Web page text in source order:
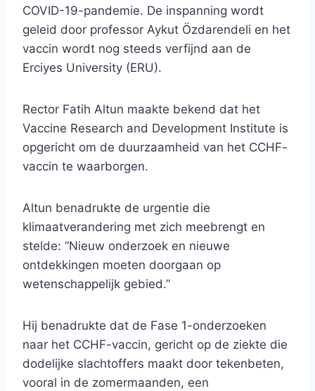
COVID-19-pandemie. De inspanning wordt
geleid door professor Aykut Özdarendeli en het
vaccin wordt nog steeds verfijnd aan de
Erciyes University (ERU).
Rector Fatih Altun maakte bekend dat het
Vaccine Research and Development Institute is
opgericht om de duurzaamheid van het CCHF-
vaccin te waarborgen.
Altun benadrukte de urgentie die
klimaatverandering met zich meebrengt en
stelde: “Nieuw onderzoek en nieuwe
ontdekkingen moeten doorgaan op
wetenschappelijk gebied.”
Hij benadrukte dat de Fase 1-onderzoeken
naar het CCHF-vaccin, gericht op de ziekte die
dodelijke slachtoffers maakt door tekenbeten,
vooral in de zomermaanden, een